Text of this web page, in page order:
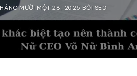
MƯỜI MỘT 28, 2025 BỞI SEO